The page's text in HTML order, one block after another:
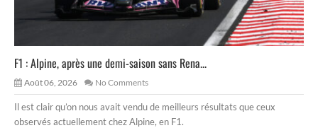
F1 : Alpine, après une demi-saison sans Rena...
Août 06, 2026 No Comments
Il est clair qu’on nous avait vendu de meilleurs résultats que ceux
observés actuellement chez Alpine, en F1.